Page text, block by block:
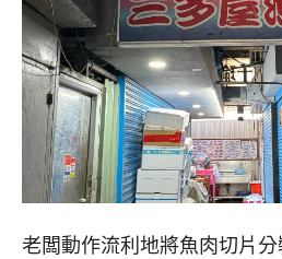
老闆動作流利地將魚肉切片